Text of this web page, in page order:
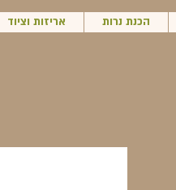
הכנת נרות אריזות וציוד